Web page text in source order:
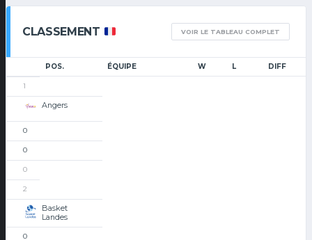
CLASSEMENT VOIR LE TABLEAU COMPLET
POS. ÉQUIPE W L DIFF
1
Angers
0
0
0
2
Basket
Landes
0